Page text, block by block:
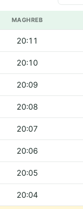
MAGHREB
20:11
20:10
20:09
20:08
20:07
20:06
20:05
20:04